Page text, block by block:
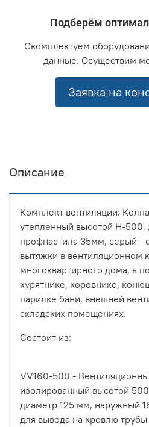
Подберём
Скомплектуем
данные. Осуществим
Заявка на
Описание
Комплект вентиляции:
утепленный высотой Н-500,
профнастила 35мм, серый -
вытяжки в вентиляционном
многоквартирного дома, в
курятнике, коровнике,
парилке бани, внешней
складских помещениях.
Состоит из:
VV160-500 -
изолированный высотой
диаметр 125 мм, наружный
для вывода на кровлю